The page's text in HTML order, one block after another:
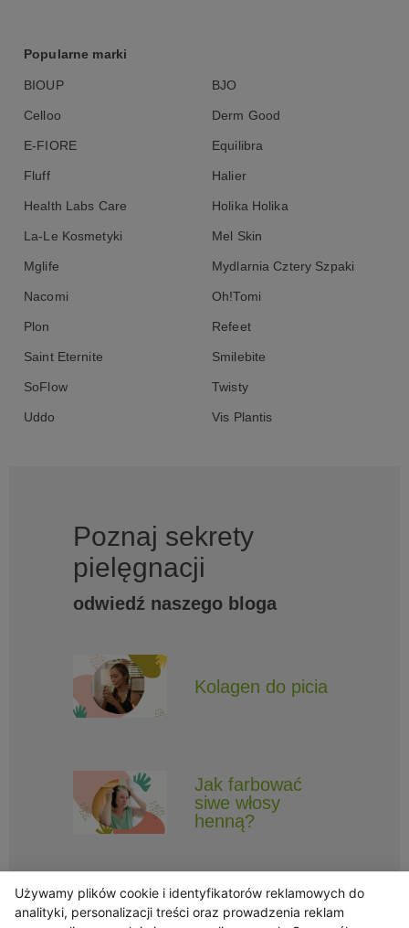
Popularne marki
BIOUP BJO
Celloo Derm Good
E-FIORE Equilibra
Fluff Halier
Health Labs Care Holika Holika
La-Le Kosmetyki Mel Skin
Mglife Mydlarnia Cztery Szpaki
Nacomi Oh!Tomi
Plon Refeet
Saint Eternite Smilebite
SoFlow Twisty
Uddo Vis Plantis
Poznaj sekrety
pielęgnacji
odwiedź naszego bloga
Kolagen do picia
Jak farbować
siwe włosy
henną?
Używamy plików cookie i identyfikatorów reklamowych do
analityki, personalizacji treści oraz prowadzenia reklam